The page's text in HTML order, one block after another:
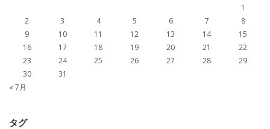
1
2
3 4 5 6 7
8
9
10 11 12 13 14
15
16
17 18 19 20 21
22
23
24 25 26 27 28
29
30
31
« 7月
タグ